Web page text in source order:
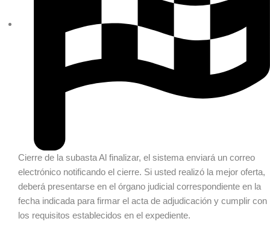
Cierre de la subastaAl finalizar, el sistema enviará un correo
electrónico notificando el cierre. Si usted realizó la mejor oferta,
deberá presentarse en el órgano judicial correspondiente en la
fecha indicada para firmar el acta de adjudicación y cumplir con
los requisitos establecidos en el expediente.